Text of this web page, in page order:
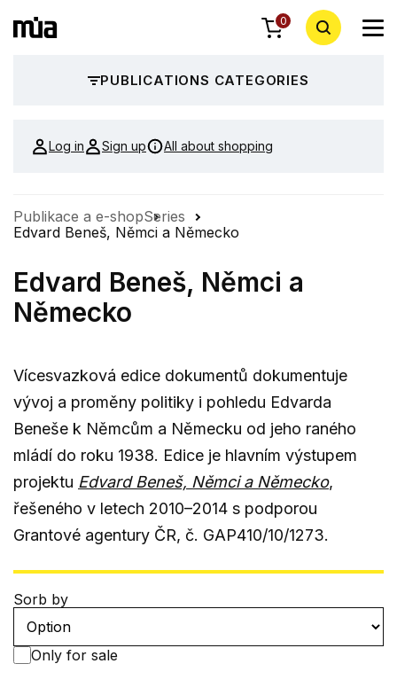
0
PUBLICATIONS CATEGORIES
Log in Sign up All about shopping
Publikace a e-shopSeries
Edvard Beneš, Němci a Německo
Edvard Beneš, Němci a
Německo
Vícesvazková edice dokumentů dokumentuje
vývoj a proměny politiky i pohledu Edvarda
Beneše k Němcům a Německu od jeho raného
mládí do roku 1938. Edice je hlavním výstupem
projektu Edvard Beneš, Němci a Německo,
řešeného v letech 2010–2014 s podporou
Grantové agentury ČR, č. GAP410/10/1273.
Sorb by
Only for sale